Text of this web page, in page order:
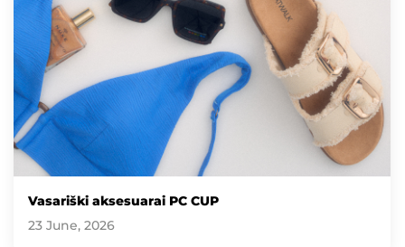
Vasariški aksesuarai PC CUP
23 June, 2026